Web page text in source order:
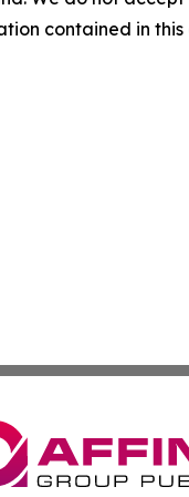
contained in